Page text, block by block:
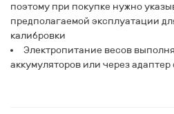
поэтому при покупке нужно
предполагаемой эксплуатации
калибровки
Электропитание весов
аккумуляторов или через адаптер